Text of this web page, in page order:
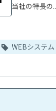
当社の特長の
WEBシステム